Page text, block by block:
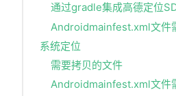
通过gradle集成高德定位
Androidmainfest.xml文件
系统定位
需要拷贝的文件
Androidmainfest.xml文件